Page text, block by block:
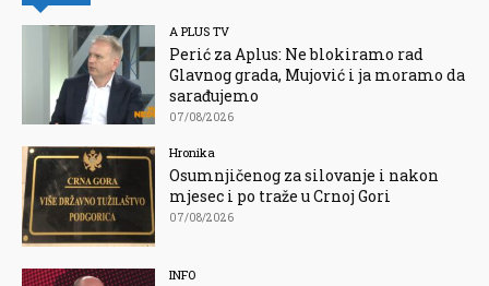
A PLUS TV
Perić za Aplus: Ne blokiramo rad
Glavnog grada, Mujović i ja moramo da
sarađujemo
07/08/2026
Hronika
Osumnjičenog za silovanje i nakon
mjesec i po traže u Crnoj Gori
07/08/2026
INFO